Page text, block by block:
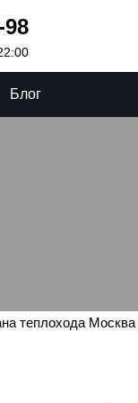
98
Блог
теплохода Москва